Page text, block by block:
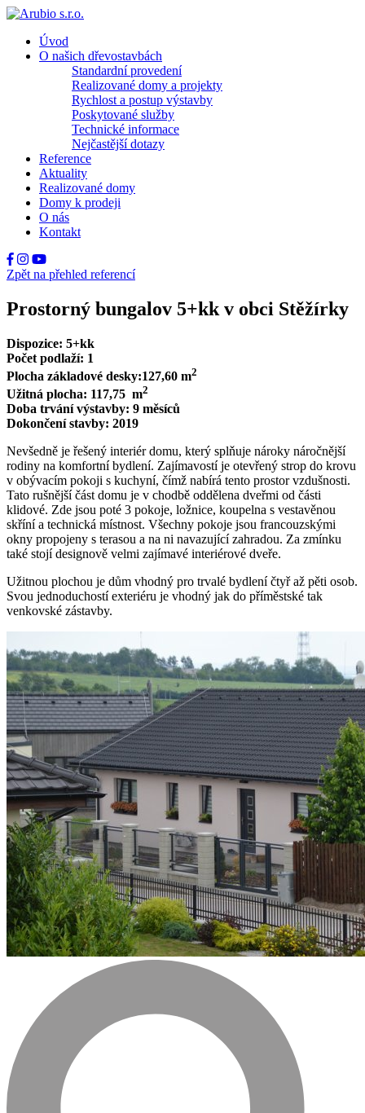
Úvod
O našich dřevostavbách
Standardní provedení
Realizované domy a projekty
Rychlost a postup výstavby
Poskytované služby
Technické informace
Nejčastější dotazy
Reference
Aktuality
Realizované domy
Domy k prodeji
O nás
Kontakt
Zpět na přehled referencí
Prostorný bungalov 5+kk v obci Stěžírky
Dispozice: 5+kk
Počet podlaží: 1
Plocha základové desky:127,60 m2
Užitná plocha: 117,75 m2
Doba trvání výstavby: 9 měsíců
Dokončení stavby: 2019
Nevšedně je řešený interiér domu, který splňuje nároky náročnější
rodiny na komfortní bydlení. Zajímavostí je otevřený strop do krovu
v obývacím pokoji s kuchyní, čímž nabírá tento prostor vzdušnosti.
Tato rušnější část domu je v chodbě oddělena dveřmi od části
klidové. Zde jsou poté 3 pokoje, ložnice, koupelna s vestavěnou
skříní a technická místnost. Všechny pokoje jsou francouzskými
okny propojeny s terasou a na ni navazující zahradou. Za zmínku
také stojí designově velmi zajímavé interiérové dveře.
Užitnou plochou je dům vhodný pro trvalé bydlení čtyř až pěti osob.
Svou jednoduchostí exteriéru je vhodný jak do příměstské tak
venkovské zástavby.